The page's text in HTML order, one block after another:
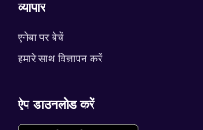
व्यापार
एनेबा पर बेचें
हमारे साथ विज्ञापन करें
ऐप डाउनलोड करें